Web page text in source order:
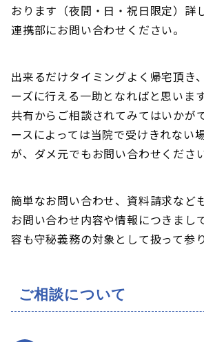
おります（夜間・日・祝日限定）詳
連携部にお問い合わせください。
出来るだけタイミングよく帰宅頂き
ーズに行える一助となればと思いま
共有からご相談されてみてはいかが
ースによっては当院で受けきれない
が、ダメ元でもお問い合わせください
簡単なお問い合わせ、資料請求など
お問い合わせ内容や情報につきまし
容も守秘義務の対象として扱って参り
ご相談について